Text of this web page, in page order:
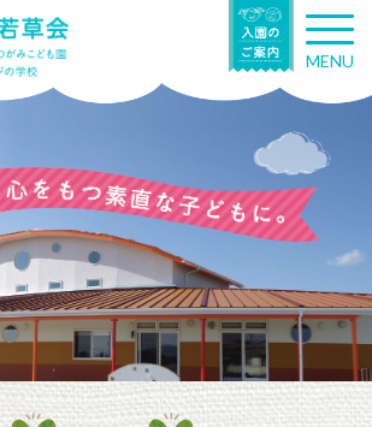
T
o
g
n
g
a
t
n
MENU